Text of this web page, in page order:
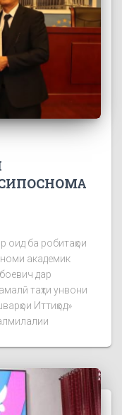
СИПОСНОМА
оид ба робитаҳои
академик
дар
таҳти унвони
Иттиҳод»